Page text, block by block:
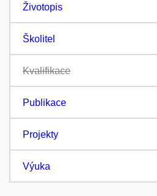
Životopis
Školitel
Kvalifikace
Publikace
Projekty
Výuka